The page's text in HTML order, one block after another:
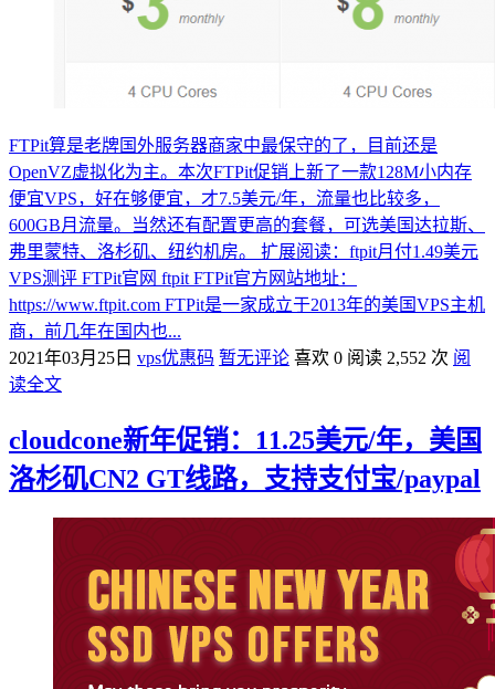
FTPit算是老牌国外服务器商家中最保守的了，目前还是
OpenVZ虚拟化为主。本次FTPit促销上新了一款128M小内存
便宜VPS，好在够便宜，才7.5美元/年，流量也比较多，
600GB月流量。当然还有配置更高的套餐，可选美国达拉斯、
弗里蒙特、洛杉矶、纽约机房。 扩展阅读：ftpit月付1.49美元
VPS测评 FTPit官网 ftpit FTPit官方网站地址：
https://www.ftpit.com FTPit是一家成立于2013年的美国VPS主机
商，前几年在国内也...
2021年03月25日 vps优惠码 暂无评论 喜欢 0 阅读 2,552 次 阅
读全文
cloudcone新年促销：11.25美元/年，美国
洛杉矶CN2 GT线路，支持支付宝/paypal